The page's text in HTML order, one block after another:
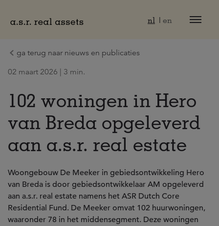
nl en
ga terug naar nieuws en publicaties
02 maart 2026 | 3 min.
102 woningen in Hero
van Breda opgeleverd
aan a.s.r. real estate
Woongebouw De Meeker in gebiedsontwikkeling Hero
van Breda is door gebiedsontwikkelaar AM opgeleverd
aan a.s.r. real estate namens het ASR Dutch Core
Residential Fund. De Meeker omvat 102 huurwoningen,
waaronder 78 in het middensegment. Deze woningen